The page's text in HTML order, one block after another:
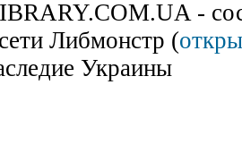
-
Либмонстр (
Украины